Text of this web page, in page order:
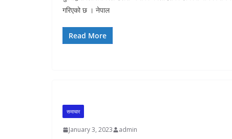
गरिएको छ । नेपाल
Read More
समाचार
January 3, 2023 admin